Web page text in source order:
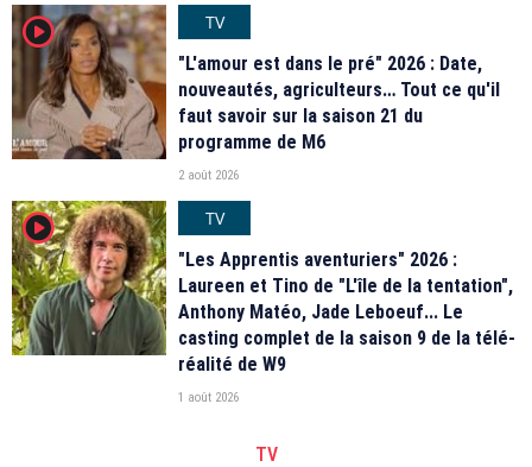
player2
TV
"L'amour est dans le pré" 2026 : Date,
nouveautés, agriculteurs… Tout ce qu'il
faut savoir sur la saison 21 du
programme de M6
2 août 2026
player2
TV
"Les Apprentis aventuriers" 2026 :
Laureen et Tino de "L'île de la tentation",
Anthony Matéo, Jade Leboeuf... Le
casting complet de la saison 9 de la télé-
réalité de W9
1 août 2026
TV